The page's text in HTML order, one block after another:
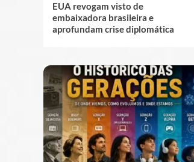
EUA revogam visto de
embaixadora brasileira e
aprofundam crise diplomática